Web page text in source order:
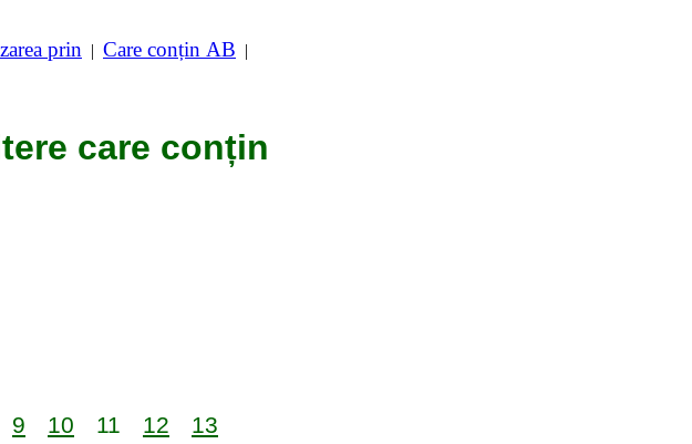
prin | Care conțin AB |
care conțin
9 10 11 12 13